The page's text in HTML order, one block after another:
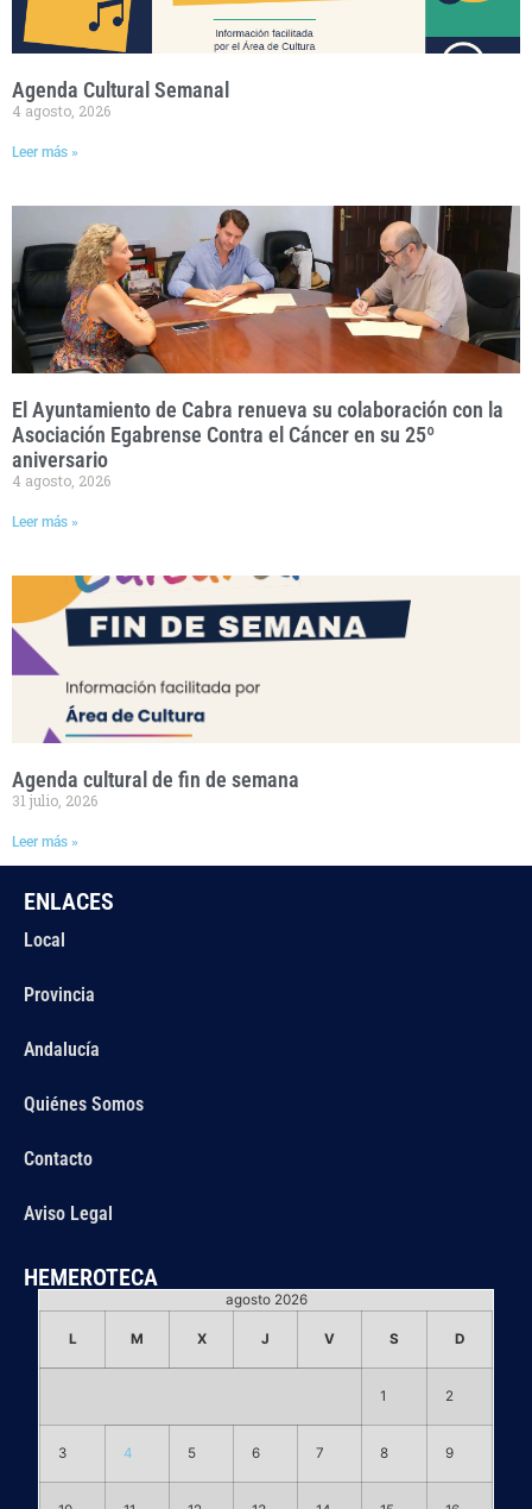
Agenda Cultural Semanal
4 agosto, 2026
Leer más »
El Ayuntamiento de Cabra renueva su colaboración con la
Asociación Egabrense Contra el Cáncer en su 25º
aniversario
4 agosto, 2026
Leer más »
Agenda cultural de fin de semana
31 julio, 2026
Leer más »
ENLACES
Local
Provincia
Andalucía
Quiénes Somos
Contacto
Aviso Legal
HEMEROTECA
agosto 2026
L M X J V S D
1 2
3 4 5 6 7 8 9